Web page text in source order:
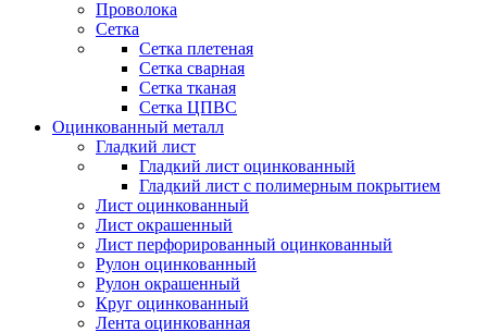
Проволока
Сетка
Сетка плетеная
Сетка сварная
Сетка тканая
Сетка ЦПВС
Оцинкованный металл
Гладкий лист
Гладкий лист оцинкованный
Гладкий лист с полимерным покрытием
Лист оцинкованный
Лист окрашенный
Лист перфорированный оцинкованный
Рулон оцинкованный
Рулон окрашенный
Круг оцинкованный
Лента оцинкованная